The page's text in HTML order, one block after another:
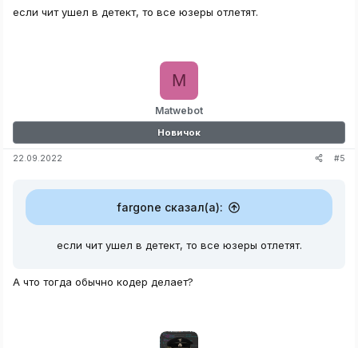
то меняет в драйвере? Или все таки есть какой то
"мануал" По выводу чита из детекта, прошу без
если чит ушел в детект, то все юзеры отлетят.
Matwebot
M
Новичок
22.09.2022 #5
fargone сказал(а):
если чит ушел в детект, то все юзеры отлетят.
А что тогда обычно кодер делает?